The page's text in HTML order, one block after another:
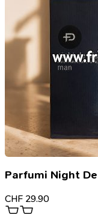
Parfumi Night
CHF 29.90